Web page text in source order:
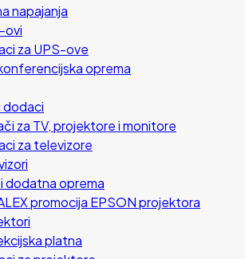
napajanja
ovi
za UPS-ove
oprema
dodaci
za TV, projektore i monitore
za televizore
dodatna oprema
promocija EPSON projektora
platna